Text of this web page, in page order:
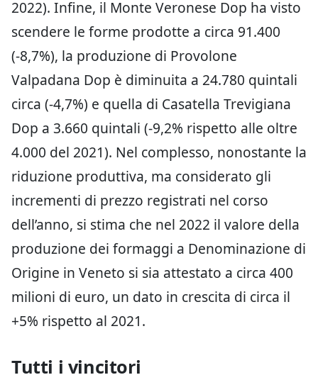
Veronese, Piave, Montasio e la Mozzarella
STG.
Secondo i dati dell’Osservatorio Economico
Agroalimentare di Veneto Agricoltura, la gran
parte, circa il 70-80%, del latte di origine
veneta viene trasformato in produzioni
casearie (formaggi, yogurt, burro) e oltre la
metà è costituita da formaggi DOP.Il 2022 ha
segnato una riduzione della produzione di
formaggi a marchio. La produzione
regionale di Grana Padano a marchio, che
assorbe circa un terzo del latte prodotto dagli
allevamenti veneti, è scesa a circa 566 mila
2021), mentre la riduzione produttiva